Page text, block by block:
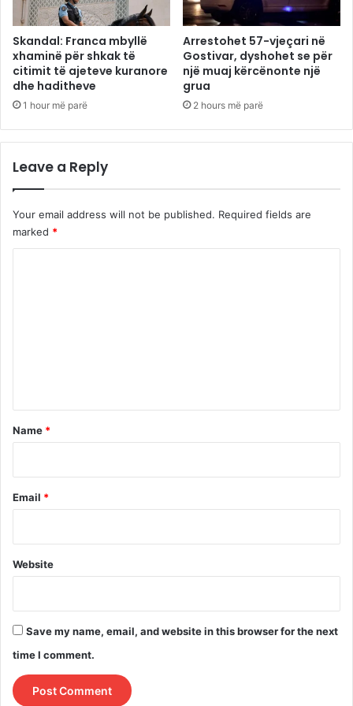
Skandal: Franca mbyllë
xhaminë për shkak të
citimit të ajeteve kuranore
dhe haditheve
1 hour më parë
Arrestohet 57-vjeçari në
Gostivar, dyshohet se për
një muaj kërcënonte një
grua
2 hours më parë
Leave a Reply
Your email address will not be published. Required fields are
marked *
*
Name *
Email *
Website
Save my name, email, and website in this browser for the next
time I comment.